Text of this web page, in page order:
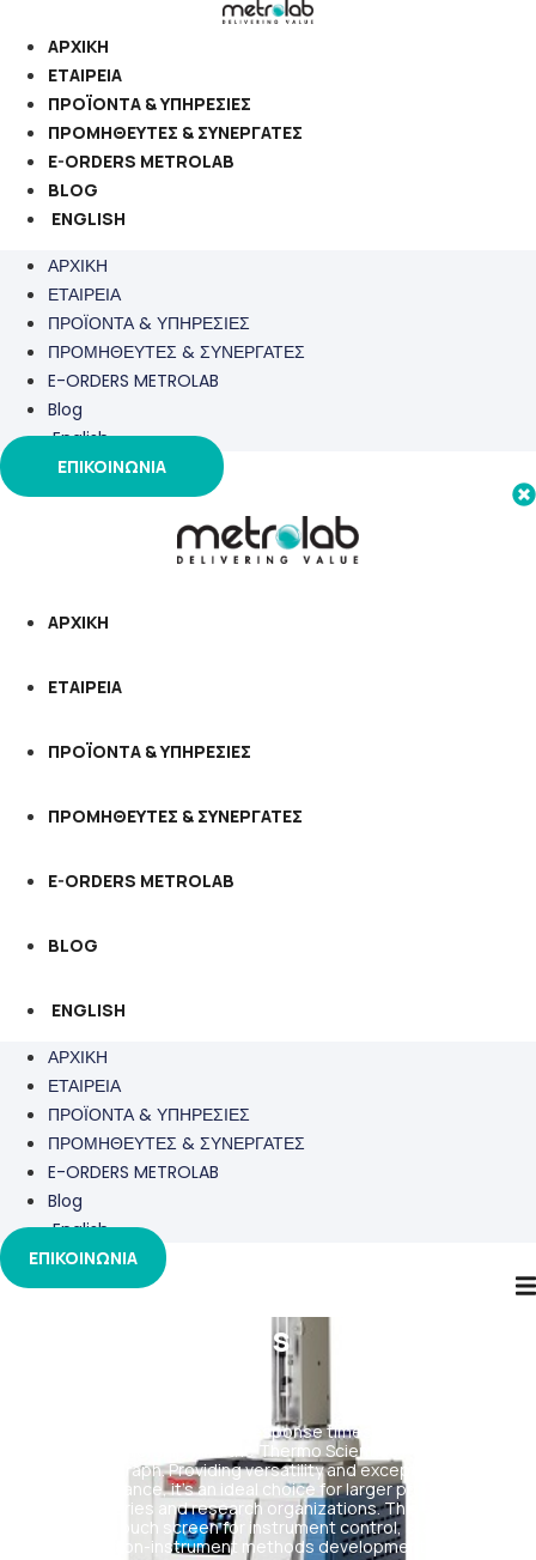
στο
περιεχόμενο
ΑΡΧΙΚΗ
ΕΤΑΙΡΕΙΑ
ΠΡΟΪΟΝΤΑ & ΥΠΗΡΕΣΙΕΣ
ΠΡΟΜΗΘΕΥΤΕΣ & ΣΥΝΕΡΓΑΤΕΣ
E-ORDERS METROLAB
BLOG
ENGLISH
ΑΡΧΙΚΗ
ΕΤΑΙΡΕΙΑ
ΠΡΟΪΟΝΤΑ & ΥΠΗΡΕΣΙΕΣ
ΠΡΟΜΗΘΕΥΤΕΣ & ΣΥΝΕΡΓΑΤΕΣ
E-ORDERS METROLAB
Blog
English
ΕΠΙΚΟΙΝΩΝΙΑ
ΑΡΧΙΚΗ
ΕΤΑΙΡΕΙΑ
ΠΡΟΪΟΝΤΑ & ΥΠΗΡΕΣΙΕΣ
ΠΡΟΜΗΘΕΥΤΕΣ & ΣΥΝΕΡΓΑΤΕΣ
E-ORDERS METROLAB
BLOG
ENGLISH
ΑΡΧΙΚΗ
ΕΤΑΙΡΕΙΑ
ΠΡΟΪΟΝΤΑ & ΥΠΗΡΕΣΙΕΣ
ΠΡΟΜΗΘΕΥΤΕΣ & ΣΥΝΕΡΓΑΤΕΣ
E-ORDERS METROLAB
Blog
English
ΕΠΙΚΟΙΝΩΝΙΑ
TRACE™ 1310 Gas
Boost productivity, accelerate response times, and lower your
total cost of ownership with the Thermo Scientific™ TRACE™ 1310
Gas Chromatograph. Providing versatility and exceptional GC and
GC-MS performance, it’s an ideal choice for larger production and
QA/QC laboratories and research organizations. This system
features a full touch screen for instrument control, status
monitoring and on-instrument methods development. With its